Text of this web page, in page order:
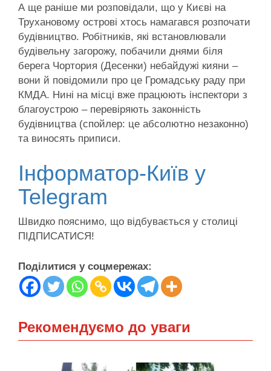
А ще раніше ми розповідали, що у Києві на
Трухановому острові хтось намагався розпочати
будівництво. Робітників, які встановлювали
будівельну загорожу, побачили днями біля
берега Чортория (Десенки) небайдужі кияни –
вони й повідомили про це Громадську раду при
КМДА. Нині на місці вже працюють інспектори з
благоустрою – перевіряють законність
будівництва (спойлер: це абсолютно незаконно)
та виносять приписи.
Інформатор-Київ у
Telegram
Швидко пояснимо, що відбувається у столиці
ПІДПИСАТИСЯ!
Поділитися у соцмережах:
Рекомендуємо до уваги